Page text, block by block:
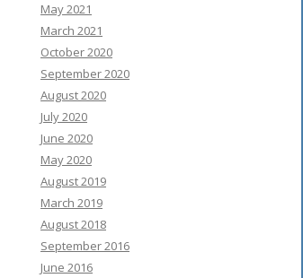
May 2021
March 2021
October 2020
September 2020
August 2020
July 2020
June 2020
May 2020
August 2019
March 2019
August 2018
September 2016
June 2016